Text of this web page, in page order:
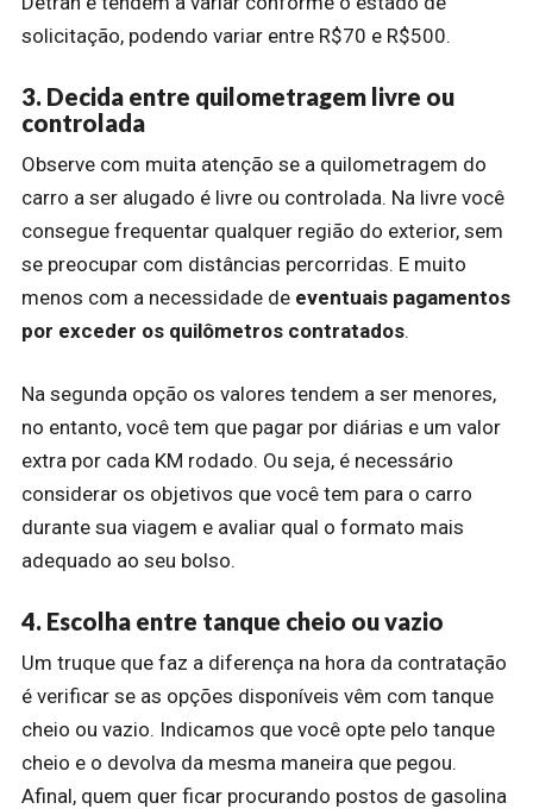
solicitação, podendo variar entre R$70 e R$500.
3. Decida entre quilometragem livre ou
controlada
Observe com muita atenção se a quilometragem do
carro a ser alugado é livre ou controlada. Na livre você
consegue frequentar qualquer região do exterior, sem
se preocupar com distâncias percorridas. E muito
menos com a necessidade de eventuais pagamentos
por exceder os quilômetros contratados.
Na segunda opção os valores tendem a ser menores,
no entanto, você tem que pagar por diárias e um valor
extra por cada KM rodado. Ou seja, é necessário
considerar os objetivos que você tem para o carro
durante sua viagem e avaliar qual o formato mais
adequado ao seu bolso.
4. Escolha entre tanque cheio ou vazio
Um truque que faz a diferença na hora da contratação
é verificar se as opções disponíveis vêm com tanque
cheio ou vazio. Indicamos que você opte pelo tanque
cheio e o devolva da mesma maneira que pegou.
Afinal, quem quer ficar procurando postos de gasolina